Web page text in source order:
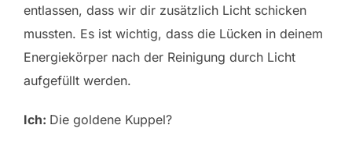
entlassen, dass wir dir zusätzlich Licht schicken
mussten. Es ist wichtig, dass die Lücken in deinem
Energiekörper nach der Reinigung durch Licht
aufgefüllt werden.
Ich: Die goldene Kuppel?